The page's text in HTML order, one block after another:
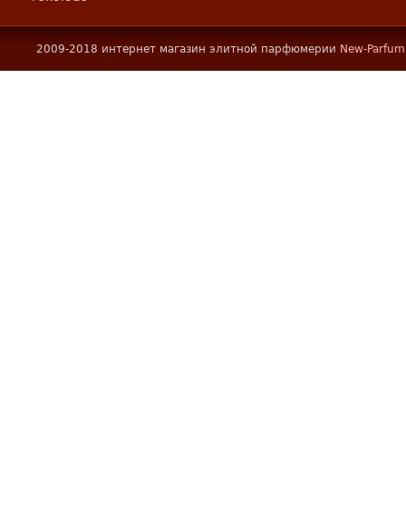
2009-2018 интернет магазин элитной парфюмерии New-